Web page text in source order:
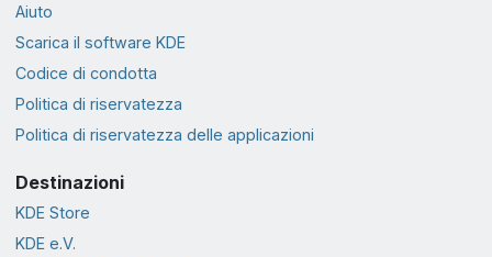
Aiuto
Scarica il software KDE
Codice di condotta
Politica di riservatezza
Politica di riservatezza delle applicazioni
Destinazioni
KDE Store
KDE e.V.